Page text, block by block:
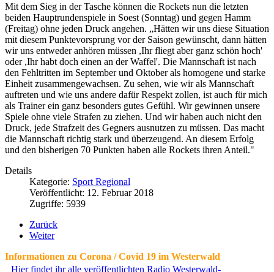
Mit dem Sieg in der Tasche können die Rockets nun die letzten
beiden Hauptrundenspiele in Soest (Sonntag) und gegen Hamm
(Freitag) ohne jeden Druck angehen. „Hätten wir uns diese Situation
mit diesem Punktevorsprung vor der Saison gewünscht, dann hätten
wir uns entweder anhören müssen ,Ihr fliegt aber ganz schön hoch'
oder ,Ihr habt doch einen an der Waffel'. Die Mannschaft ist nach
den Fehltritten im September und Oktober als homogene und starke
Einheit zusammengewachsen. Zu sehen, wie wir als Mannschaft
auftreten und wie uns andere dafür Respekt zollen, ist auch für mich
als Trainer ein ganz besonders gutes Gefühl. Wir gewinnen unsere
Spiele ohne viele Strafen zu ziehen. Und wir haben auch nicht den
Druck, jede Strafzeit des Gegners ausnutzen zu müssen. Das macht
die Mannschaft richtig stark und überzeugend. An diesem Erfolg
und den bisherigen 70 Punkten haben alle Rockets ihren Anteil."
Details
Kategorie: Sport Regional
Veröffentlicht: 12. Februar 2018
Zugriffe: 5939
Zurück
Weiter
Informationen zu Corona / Covid 19 im Westerwald
Hier findet ihr alle veröffentlichten Radio Westerwald-